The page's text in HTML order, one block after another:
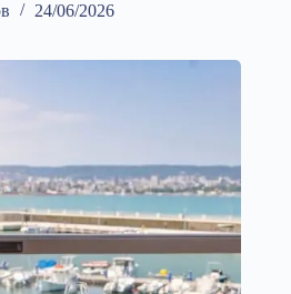
24/06/2026